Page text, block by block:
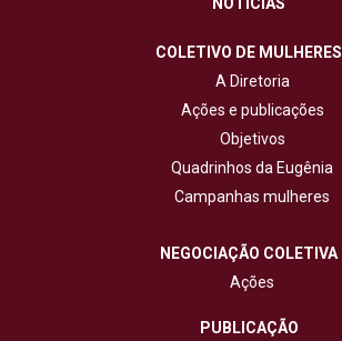
COLETIVO DE MULHERES
A Diretoria
Ações e publicações
Objetivos
Quadrinhos da Eugênia
Campanhas mulheres
NEGOCIAÇÃO COLETIVA
Ações
PUBLICAÇÃO